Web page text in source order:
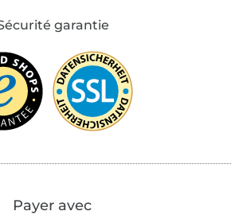
garantie
Payer avec